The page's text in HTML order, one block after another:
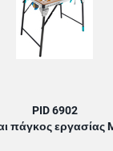
PID 6902
πάγκος εργασίας